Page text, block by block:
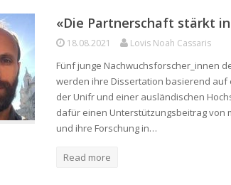
«Die Partnerschaft stärkt in
18.08.2021 Lovis Noah Cassaris
Fünf junge Nachwuchsforscher_innen
werden ihre Dissertation basierend
der Unifr und einer ausländischen
dafür einen Unterstützungsbeitrag von
und ihre Forschung in…
Read more